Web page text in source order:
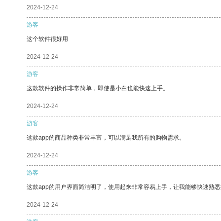
2024-12-24
游客
这个软件很好用
2024-12-24
游客
这款软件的操作非常简单，即使是小白也能快速上手。
2024-12-24
游客
这款app的商品种类非常丰富，可以满足我所有的购物需求。
2024-12-24
游客
这款app的用户界面简洁明了，使用起来非常容易上手，让我能够快速熟
2024-12-24